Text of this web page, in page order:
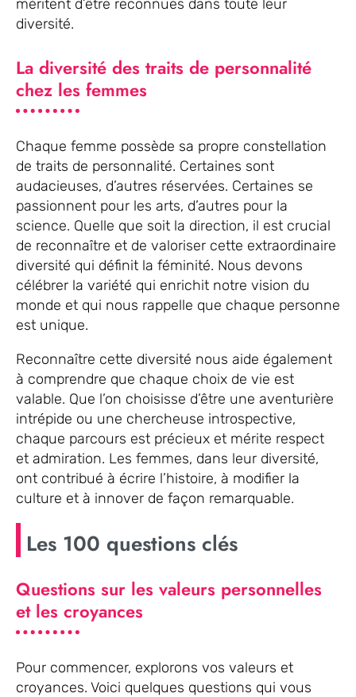
méritent d’être reconnues dans toute leur
diversité.
La diversité des traits de personnalité
chez les femmes
Chaque femme possède sa propre constellation
de traits de personnalité. Certaines sont
audacieuses, d’autres réservées. Certaines se
passionnent pour les arts, d’autres pour la
science. Quelle que soit la direction, il est crucial
de reconnaître et de valoriser cette extraordinaire
diversité qui définit la féminité. Nous devons
célébrer la variété qui enrichit notre vision du
monde et qui nous rappelle que chaque personne
est unique.
Reconnaître cette diversité nous aide également
à comprendre que chaque choix de vie est
valable. Que l’on choisisse d’être une aventurière
intrépide ou une chercheuse introspective,
chaque parcours est précieux et mérite respect
et admiration. Les femmes, dans leur diversité,
ont contribué à écrire l’histoire, à modifier la
culture et à innover de façon remarquable.
Les 100 questions clés
Questions sur les valeurs personnelles
et les croyances
Pour commencer, explorons vos valeurs et
croyances. Voici quelques questions qui vous